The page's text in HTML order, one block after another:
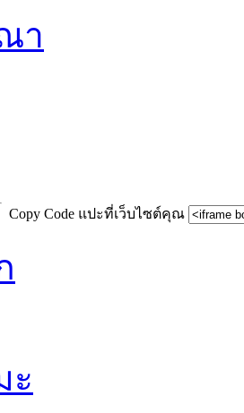
า
Copy Code แปะที่เว็บไซต์คุณ
ะ